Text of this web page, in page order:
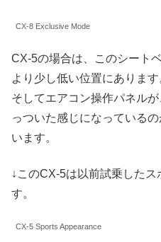
CX-8 Exclusive Mode
CX-5の場合は、このシート
より少し低い位置にあります
そしてエアコン操作パネル
っついた感じになっている
います。
↓このCX-5は以前試乗した
す。
CX-5 Sports Appearance